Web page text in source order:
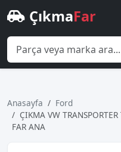
ÇıkmaFar
Anasayfa
Ford
ÇIKMA VW
FAR ANA